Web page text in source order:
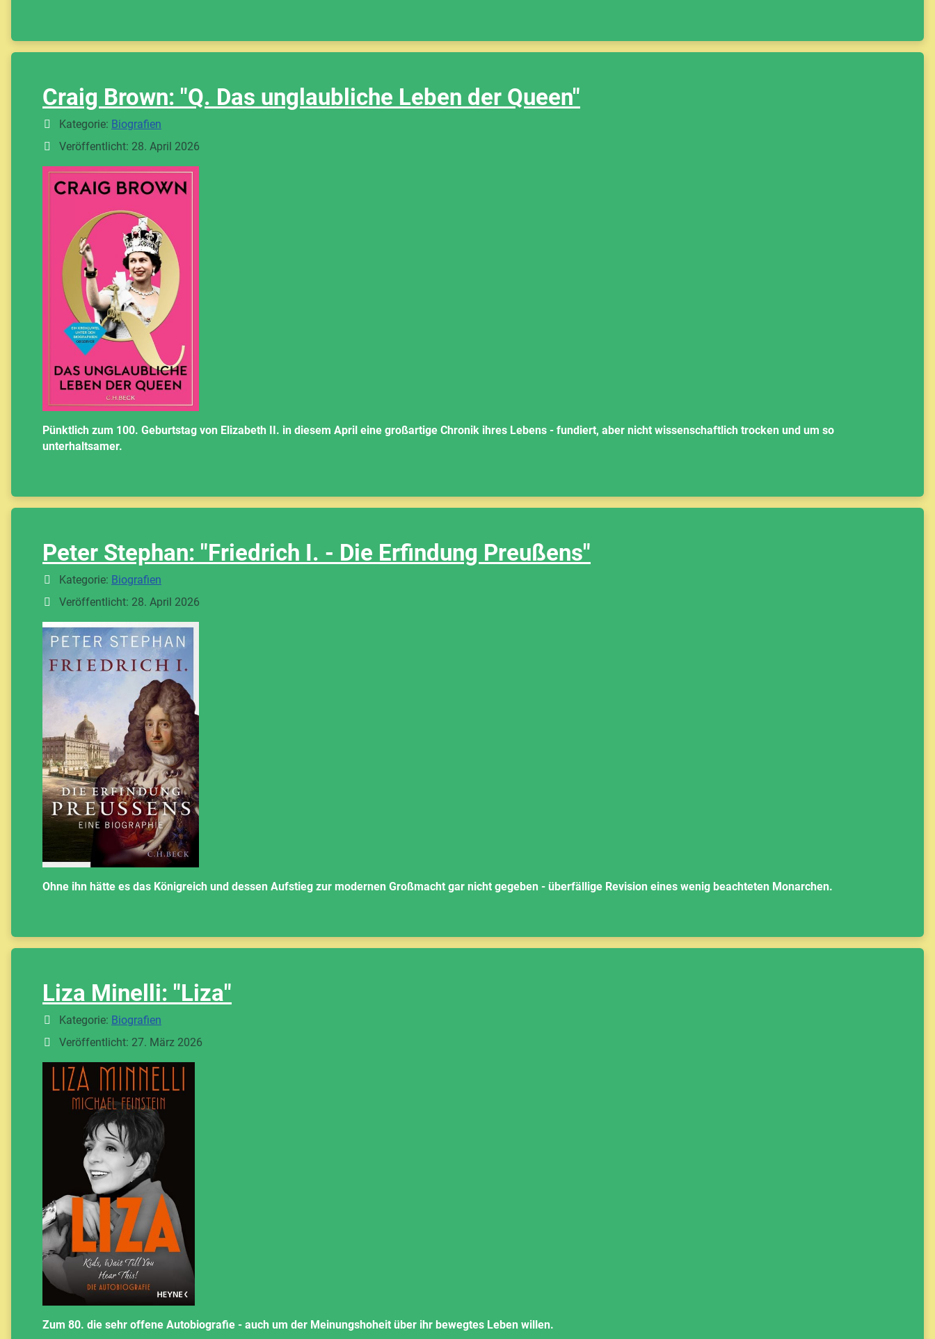
Craig Brown: "Q. Das unglaubliche Leben der Queen"
DetailsKategorie: Biografien
Veröffentlicht: 28. April 2026
Pünktlich zum 100. Geburtstag von Elizabeth II. in diesem April eine großartige Chronik ihres Lebens - fundiert, aber nicht wissenschaftlich trocken und um so
unterhaltsamer.
Peter Stephan: "Friedrich I. - Die Erfindung Preußens"
DetailsKategorie: Biografien
Veröffentlicht: 28. April 2026
Ohne ihn hätte es das Königreich und dessen Aufstieg zur modernen Großmacht gar nicht gegeben - überfällige Revision eines wenig beachteten Monarchen.
Liza Minelli: "Liza"
DetailsKategorie: Biografien
Veröffentlicht: 27. März 2026
Zum 80. die sehr offene Autobiografie - auch um der Meinungshoheit über ihr bewegtes Leben willen.